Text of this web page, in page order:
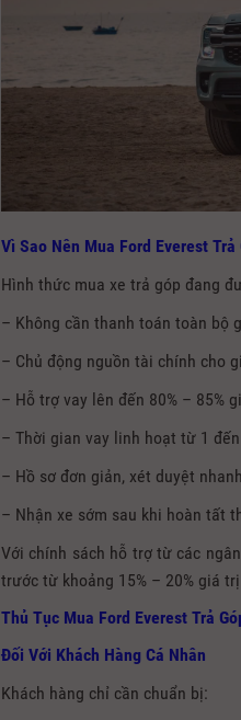
Vì Sao Nên Mua Ford Everest Trả
Hình thức mua xe trả góp đang
– Không cần thanh toán toàn bộ
– Chủ động nguồn tài chính cho
– Hỗ trợ vay lên đến 80% – 85%
– Thời gian vay linh hoạt từ 1
– Hồ sơ đơn giản, xét duyệt
– Nhận xe sớm sau khi hoàn tất
Với chính sách hỗ trợ từ các
trước từ khoảng 15% – 20% giá
Thủ Tục Mua Ford Everest Trả
Đối Với Khách Hàng Cá Nhân
Khách hàng chỉ cần chuẩn bị: